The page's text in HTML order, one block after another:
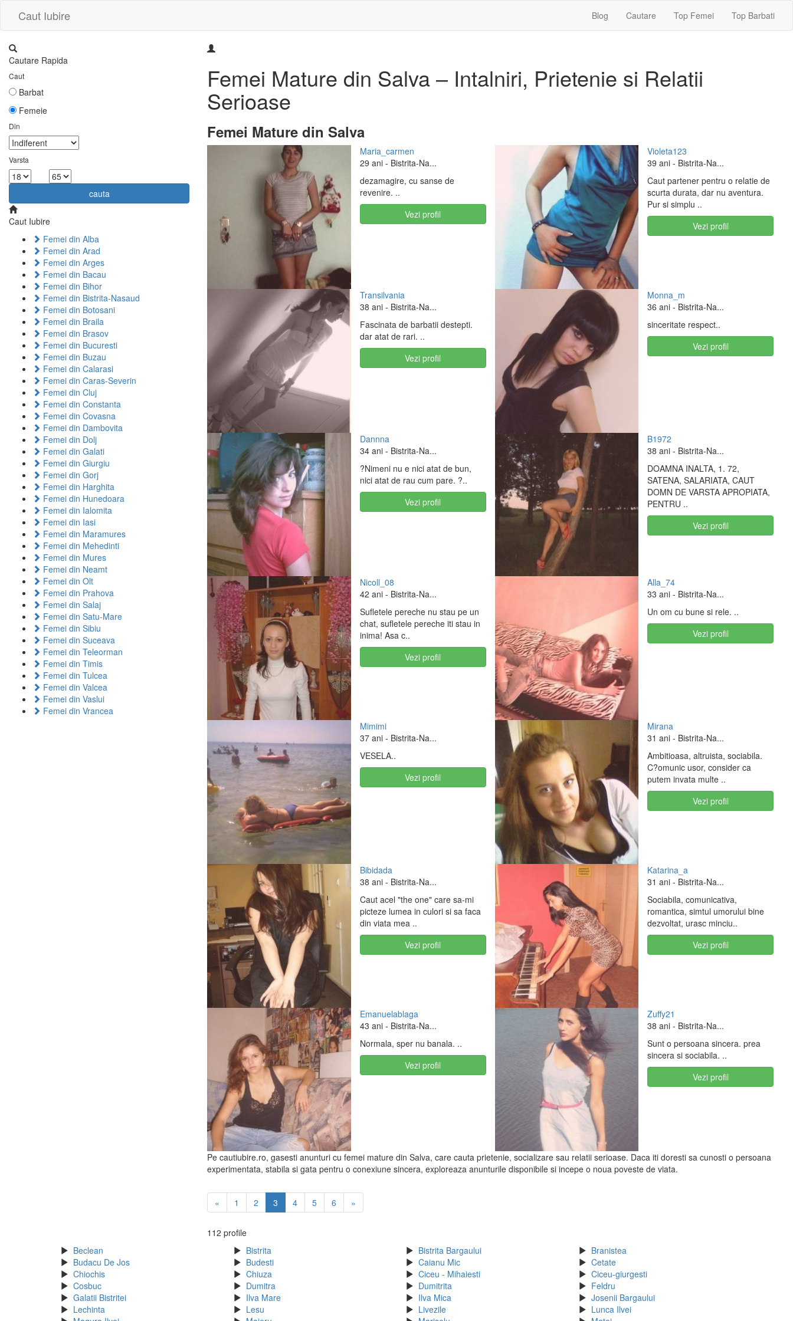
Caut Iubire Blog Cautare Top Femei Top Barbati
Cautare Rapida
Caut
Barbat
Femeie
Din
Varsta
cauta
Caut Iubire
Femei din Alba
Femei din Arad
Femei din Arges
Femei din Bacau
Femei din Bihor
Femei din Bistrita-Nasaud
Femei din Botosani
Femei din Braila
Femei din Brasov
Femei din Bucuresti
Femei din Buzau
Femei din Calarasi
Femei din Caras-Severin
Femei din Cluj
Femei din Constanta
Femei din Covasna
Femei din Dambovita
Femei din Dolj
Femei din Galati
Femei din Giurgiu
Femei din Gorj
Femei din Harghita
Femei din Hunedoara
Femei din Ialomita
Femei din Iasi
Femei din Maramures
Femei din Mehedinti
Femei din Mures
Femei din Neamt
Femei din Olt
Femei din Prahova
Femei din Salaj
Femei din Satu-Mare
Femei din Sibiu
Femei din Suceava
Femei din Teleorman
Femei din Timis
Femei din Tulcea
Femei din Valcea
Femei din Vaslui
Femei din Vrancea
Femei Mature din Salva – Intalniri, Prietenie si Relatii
Serioase
Femei Mature din Salva
Maria_carmen
29 ani- Bistrita-Na...
dezamagire, cu sanse de
revenire. ..
Vezi profil
Violeta123
39 ani - Bistrita-Na...
Caut partener pentru o relatie de
scurta durata, dar nu aventura.
Pur si simplu ..
Vezi profil
Transilvania
38 ani- Bistrita-Na...
Fascinata de barbatii destepti.
dar atat de rari. ..
Vezi profil
Monna_m
36 ani - Bistrita-Na...
sinceritate respect..
Vezi profil
Dannna
34 ani- Bistrita-Na...
?Nimeni nu e nici atat de bun,
nici atat de rau cum pare. ?..
Vezi profil
B1972
38 ani - Bistrita-Na...
DOAMNA INALTA, 1. 72,
SATENA, SALARIATA, CAUT
DOMN DE VARSTA APROPIATA,
PENTRU ..
Vezi profil
Nicoll_08
42 ani- Bistrita-Na...
Sufletele pereche nu stau pe un
chat, sufletele pereche iti stau in
inima! Asa c..
Vezi profil
Alla_74
33 ani - Bistrita-Na...
Un om cu bune si rele. ..
Vezi profil
Mimimi
37 ani- Bistrita-Na...
VESELA..
Vezi profil
Mirana
31 ani - Bistrita-Na...
Ambitioasa, altruista, sociabila.
C?omunic usor, consider ca
putem invata multe ..
Vezi profil
Bibidada
38 ani- Bistrita-Na...
Caut acel "the one" care sa-mi
picteze lumea in culori si sa faca
din viata mea ..
Vezi profil
Katarina_a
31 ani - Bistrita-Na...
Sociabila, comunicativa,
romantica, simtul umorului bine
dezvoltat, urasc minciu..
Vezi profil
Emanuelablaga
43 ani- Bistrita-Na...
Normala, sper nu banala. ..
Vezi profil
Zuffy21
38 ani - Bistrita-Na...
Sunt o persoana sincera. prea
sincera si sociabila. ..
Vezi profil
Pe cautiubire.ro, gasesti anunturi cu femei mature din Salva, care cauta prietenie, socializare sau relatii serioase. Daca iti doresti sa cunosti o persoana
experimentata, stabila si gata pentru o conexiune sincera, exploreaza anunturile disponibile si incepe o noua poveste de viata.
« 1 2 3 4 5 6 »
112 profile
Beclean
Bistrita Bistrita Bargaului
Branistea
Budacu De Jos
Budesti Caianu Mic
Cetate
Chiochis
Chiuza Ciceu - Mihaiesti
Ciceu-giurgesti
Cosbuc
Dumitra Dumitrita
Feldru
Galatii Bistritei
Ilva Mare Ilva Mica
Josenii Bargaului
Lechinta
Lesu Livezile
Lunca Ilvei